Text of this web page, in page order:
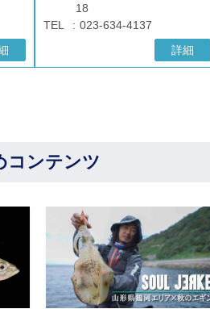
18
TEL
023-634-4137
詳細
コンテンツ